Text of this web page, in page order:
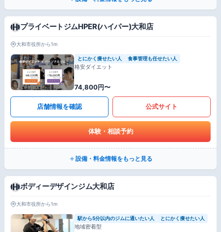
プライベートジムHPER(ハイパー)大和店
大和市役所から1m
とにかく痩せたい人 食事管理も任せたい人
格安ダイエット
74,800円〜
店舗情報を確認 公式サイト
体験・相談予約
設備・料金情報をもっと見る
ボディーデザインジム大和店
大和市役所から1m
駅から5分以内のジムに通いたい人 とにかく痩せたい人
地域密着型